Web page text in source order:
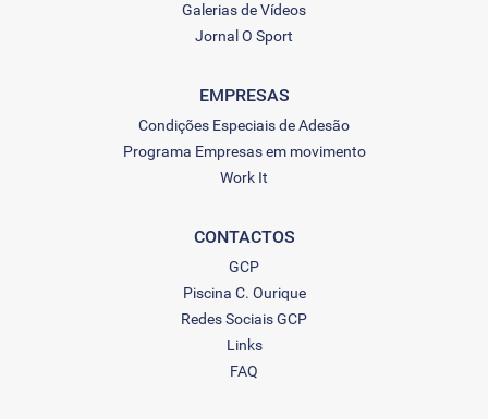
Galerias de Vídeos
Jornal O Sport
EMPRESAS
Condições Especiais de Adesão
Programa Empresas em movimento
Work It
CONTACTOS
GCP
Piscina C. Ourique
Redes Sociais GCP
Links
FAQ